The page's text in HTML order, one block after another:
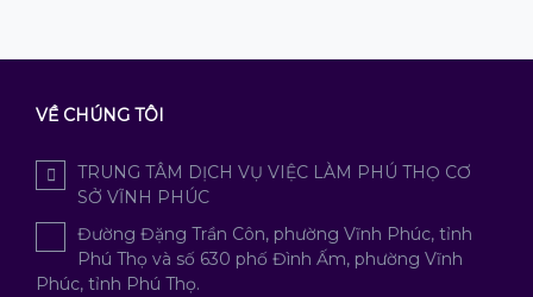
VỀ CHÚNG TÔI
TRUNG TÂM DỊCH VỤ VIỆC LÀM PHÚ THỌ CƠ
SỞ VĨNH PHÚC
Đường Đặng Trần Côn, phường Vĩnh Phúc, tỉnh
Phú Thọ và số 630 phố Đình Ấm, phường Vĩnh
Phúc, tỉnh Phú Thọ.